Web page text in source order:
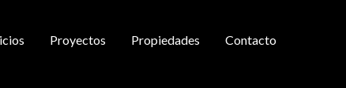
Proyectos Propiedades Contacto